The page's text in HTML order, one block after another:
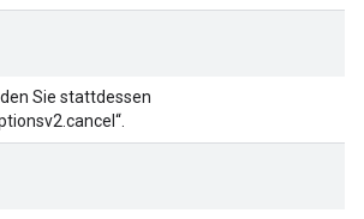
Sie stattdessen